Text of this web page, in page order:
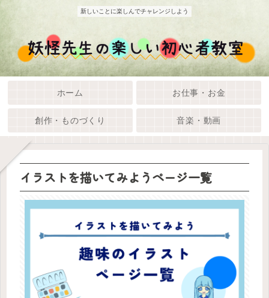
新しいことに楽しんでチャレンジしよう
ホーム お仕事・お金
創作・ものづくり 音楽・動画
イラストを描いてみようページ一覧